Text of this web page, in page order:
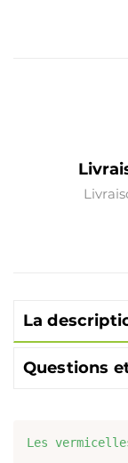
La
Questions
Les